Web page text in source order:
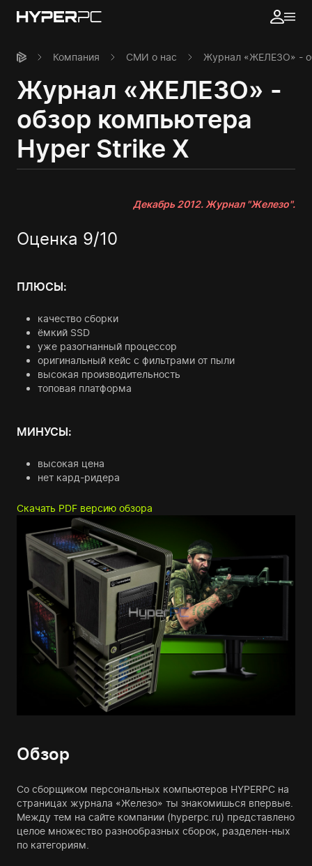
Компания СМИ о нас Журнал «ЖЕЛЕЗО» -
Журнал «ЖЕЛЕЗО» -
обзор компьютера
Hyper Strike X
Декабрь 2012. Журнал "Железо".
Оценка 9/10
ПЛЮСЫ:
качество сборки
ёмкий SSD
уже разогнанный процессор
оригинальный кейс с фильтрами от пыли
высокая производительность
топовая платформа
МИНУСЫ:
высокая цена
нет кард-ридера
Скачать PDF версию обзора
Обзор
Со сборщиком персональных компьютеров HYPERPC на
страницах журнала «Железо» ты знакомишься впервые.
Между тем на сайте компании (hyperpc.ru) представлено
целое множество разнообразных сборок, разделен-ных
по категориям.